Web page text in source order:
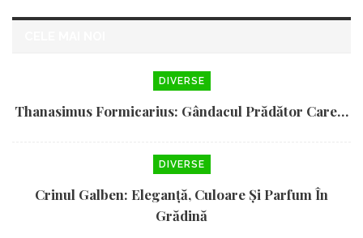
DIVERSE
Thanasimus Formicarius: Gândacul Prădător Care…
DIVERSE
Crinul Galben: Eleganță, Culoare Și Parfum În
Grădină